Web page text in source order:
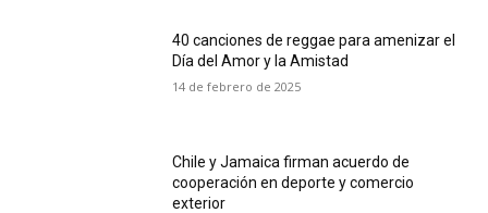
40 canciones de reggae para amenizar el
Día del Amor y la Amistad
14 de febrero de 2025
Chile y Jamaica firman acuerdo de
cooperación en deporte y comercio
exterior